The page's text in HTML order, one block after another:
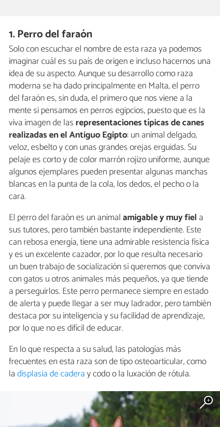
1. Perro del faraón
Solo con escuchar el nombre de esta raza ya podemos
imaginar cuál es su país de origen e incluso hacernos una
idea de su aspecto. Aunque su desarrollo como raza
moderna se ha dado principalmente en Malta, el perro
del faraón es, sin duda, el primero que nos viene a la
mente si pensamos en perros egipcios, puesto que es la
viva imagen de las representaciones típicas de canes
realizadas en el Antiguo Egipto: un animal delgado,
veloz, esbelto y con unas grandes orejas erguidas. Su
pelaje es corto y de color marrón rojizo uniforme, aunque
algunos ejemplares pueden presentar algunas manchas
blancas en la punta de la cola, los dedos, el pecho o la
cara.
El perro del faraón es un animalamigable y muy fiel a
sus tutores, pero también bastante independiente. Este
can rebosa energía, tiene una admirable resistencia física
y es un excelente cazador, por lo que resulta necesario
un buen trabajo de socialización si queremos que conviva
con gatos u otros animales más pequeños, ya que tiende
a perseguirlos. Este perro permanece siempre en estado
de alerta y puede llegar a ser muy ladrador, pero también
destaca por su inteligencia y su facilidad de aprendizaje,
por lo que no es difícil de educar.
En lo que respecta a su salud, las patologías más
frecuentes en esta raza son de tipo osteoarticular, como
ladisplasia de caderay codo o la luxación de rótula.